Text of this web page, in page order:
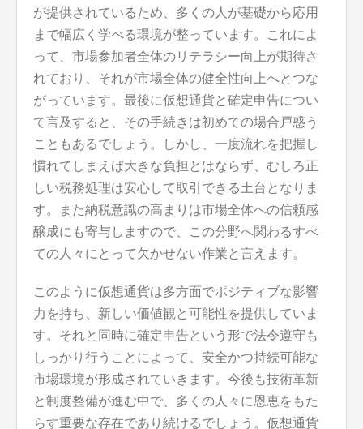
が提供されているため、多くの人が基礎から応用
まで幅広く学べる環境が整っています。これによ
って、市場参加者全体のリテラシー向上が期待さ
れており、それが市場全体の健全性向上へとつな
がっています。最後に仮想通貨と確定申告につい
て言及すると、その手続きは初めての場合戸惑う
こともあるでしょう。しかし、一度流れを把握し
慣れてしまえば大きな負担とはならず、むしろ正
しい税務処理は安心して取引できる土台となりま
す。また納税意識の高まりは市場全体への信頼感
醸成にも寄与しますので、この分野へ関わるすべ
ての人々にとって欠かせない作業と言えます。
このように仮想通貨は多方面でポジティブな影響
力を持ち、新しい価値観と可能性を提供していま
す。それと同時に確定申告という形で法令遵守も
しっかり行うことによって、安全かつ持続可能な
市場環境が形成されていきます。今後も技術革新
と制度整備が進む中で、多くの人々に恩恵をもた
らす重要な存在であり続けるでしょう。仮想通貨